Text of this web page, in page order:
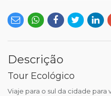
Descrição
Tour Ecológico
Viaje para o sul da cidade